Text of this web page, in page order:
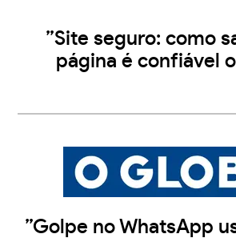
”Site seguro: como
página é confiável
”Golpe no WhatsApp